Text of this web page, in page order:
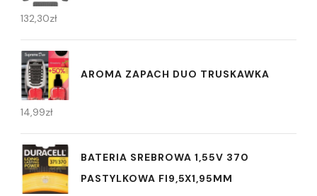
132,30zł
AROMA ZAPACH DUO TRUSKAWKA
14,99zł
BATERIA SREBROWA 1,55V 370
PASTYLKOWA FI9,5X1,95MM